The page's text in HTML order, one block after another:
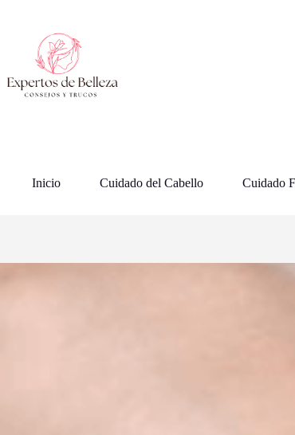
contenido
Inicio Cuidado del Cabello Cuidado